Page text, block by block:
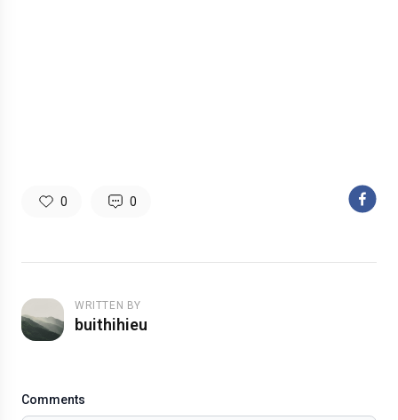
0 0
WRITTEN BY
buithihieu
Comments